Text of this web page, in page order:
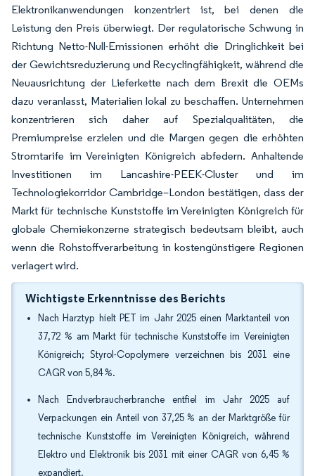
Elektronikanwendungen konzentriert ist, bei denen die
Leistung den Preis überwiegt. Der regulatorische Schwung in
Richtung Netto-Null-Emissionen erhöht die Dringlichkeit bei
der Gewichtsreduzierung und Recyclingfähigkeit, während die
Neuausrichtung der Lieferkette nach dem Brexit die OEMs
dazu veranlasst, Materialien lokal zu beschaffen. Unternehmen
konzentrieren sich daher auf Spezialqualitäten, die
Premiumpreise erzielen und die Margen gegen die erhöhten
Stromtarife im Vereinigten Königreich abfedern. Anhaltende
Investitionen im Lancashire-PEEK-Cluster und im
Technologiekorridor Cambridge–London bestätigen, dass der
Markt für technische Kunststoffe im Vereinigten Königreich für
globale Chemiekonzerne strategisch bedeutsam bleibt, auch
wenn die Rohstoffverarbeitung in kostengünstigere Regionen
verlagert wird.
Wichtigste Erkenntnisse des Berichts
Nach Harztyp hielt PET im Jahr 2025 einen Marktanteil von
37,72 % am Markt für technische Kunststoffe im Vereinigten
Königreich; Styrol-Copolymere verzeichnen bis 2031 eine
CAGR von 5,84 %.
Nach Endverbraucherbranche entfiel im Jahr 2025 auf
Verpackungen ein Anteil von 37,25 % an der Marktgröße für
technische Kunststoffe im Vereinigten Königreich, während
Elektro und Elektronik bis 2031 mit einer CAGR von 6,45 %
expandiert.